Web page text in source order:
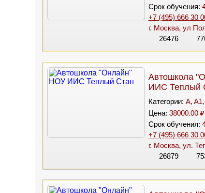
Срок обучения:
+7 (495) 666 30
г. Москва, ул
26476
Автошкола
ИИС Теплый
Категории: A,
Цена: 38000.00 ₽
Срок обучения:
+7 (495) 666 30
г. Москва, ул.
26879